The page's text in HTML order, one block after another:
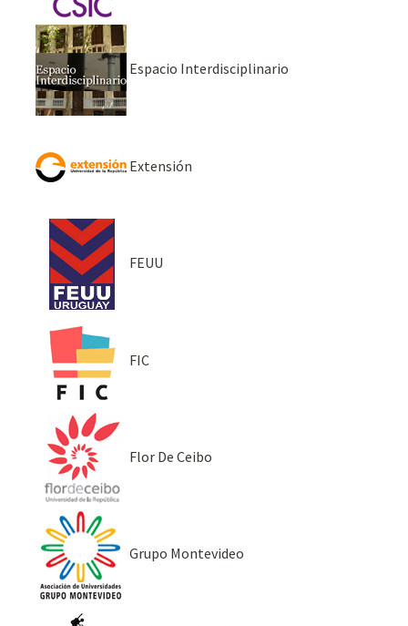
Espacio Interdisciplinario
Extensión
FEUU
FIC
Flor De Ceibo
Grupo Montevideo